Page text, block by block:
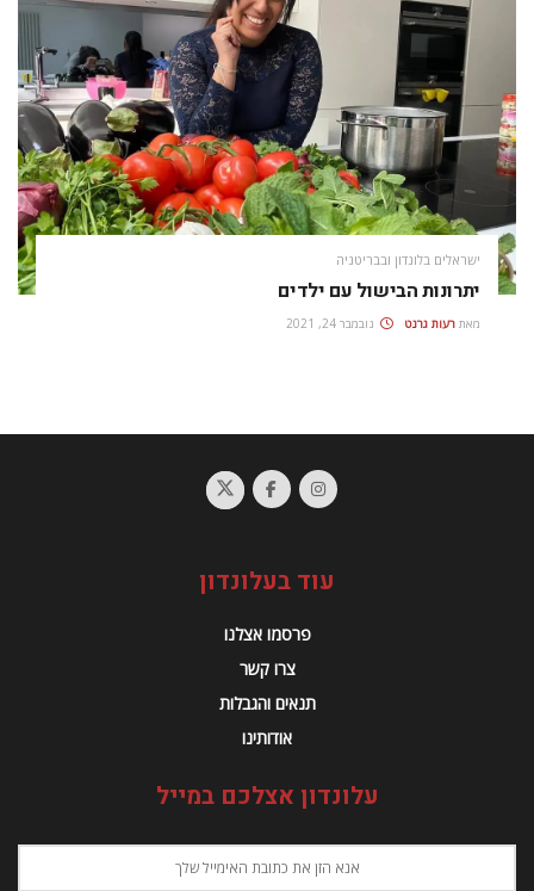
ישראלים בלונדון ובבריטניה
יתרונות הבישול עם ילדים
מאת רעות גרנט נובמבר 24, 2021
עוד בעלונדון
פרסמו אצלנו
צרו קשר
תנאים והגבלות
אודותינו
עלונדון אצלכם במייל